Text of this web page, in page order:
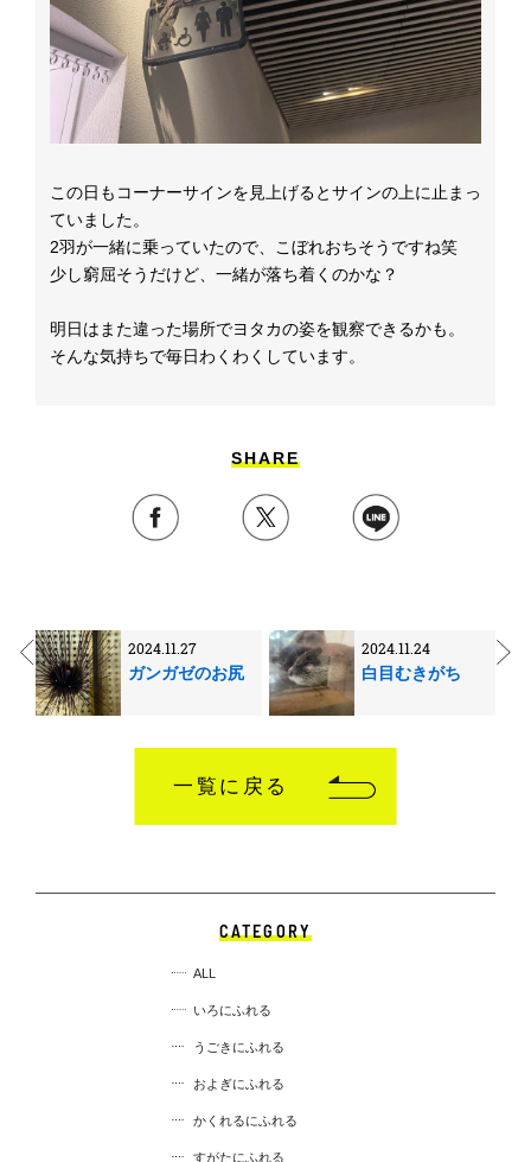
この日もコーナーサインを見上げるとサインの上に止まっ
ていました。
2羽が一緒に乗っていたので、こぼれおちそうですね笑
少し窮屈そうだけど、一緒が落ち着くのかな？
明日はまた違った場所でヨタカの姿を観察できるかも。
そんな気持ちで毎日わくわくしています。
SHARE
2024.11.27
ガンガゼのお尻
2024.11.24
白目むきがち
一覧に戻る
CATEGORY
ALL
いろにふれる
うごきにふれる
およぎにふれる
かくれるにふれる
すがたにふれる